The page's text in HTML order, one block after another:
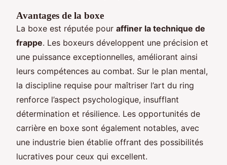
Avantages de la boxe
La boxe est réputée pour affiner la technique de
frappe. Les boxeurs développent une précision et
une puissance exceptionnelles, améliorant ainsi
leurs compétences au combat. Sur le plan mental,
la discipline requise pour maîtriser l’art du ring
renforce l’aspect psychologique, insufflant
détermination et résilience. Les opportunités de
carrière en boxe sont également notables, avec
une industrie bien établie offrant des possibilités
lucratives pour ceux qui excellent.